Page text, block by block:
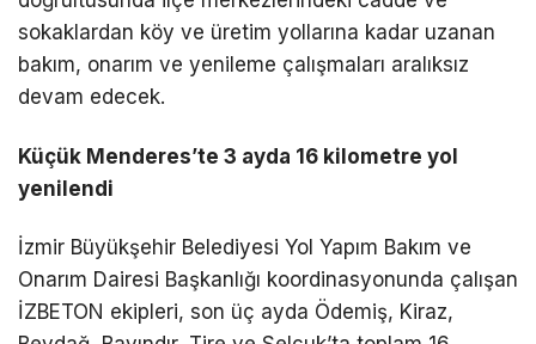
sokaklardan köy ve üretim yollarına kadar uzanan
bakım, onarım ve yenileme çalışmaları aralıksız
devam edecek.
Küçük Menderes’te 3 ayda 16 kilometre yol
yenilendi
İzmir Büyükşehir Belediyesi Yol Yapım Bakım ve
Onarım Dairesi Başkanlığı koordinasyonunda çalışan
İZBETON ekipleri, son üç ayda Ödemiş, Kiraz,